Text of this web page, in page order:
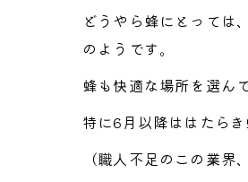
どうやら蜂にとっては
のようです。
蜂も快適な場所を選ん
特に6月以降ははたら
（職人不足のこの業界